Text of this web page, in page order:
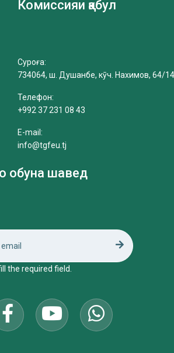
Комиссияи қабул
Суроға:
734064, ш. Душанбе, кӯч. Нахимов, 64/14
Телефон:
+992 37 231 08 43
E-mail:
info@tgfeu.tj
обуна шавед
the required field.